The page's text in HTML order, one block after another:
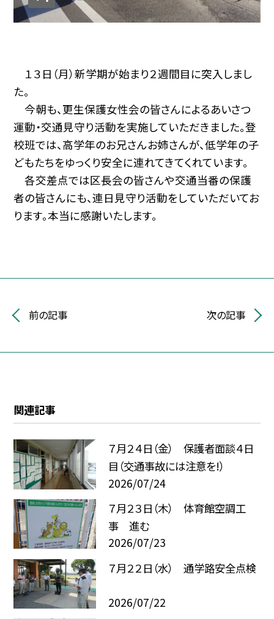
１３日（月）新学期が始まり２週間目に突入しまし
た。
今朝も、更生保護女性会の皆さんによるあいさつ
運動・交通見守り活動を実施していただきました。登
校班では、高学年のお兄さんお姉さんが、低学年の子
どもたちをゆっくり安全に連れてきてくれています。
各交差点では区長会の皆さんや交通当番の保護
者の皆さんにも、連日見守り活動をしていただいてお
ります。本当に感謝いたします。
前の記事 次の記事
関連記事
７月２４日（金） 保護者面談４日
目（交通事故には注意を!）
2026/07/24
７月２３日（木） 体育館空調工
事 進む
2026/07/23
７月２２日（水） 通学路安全点検
2026/07/22